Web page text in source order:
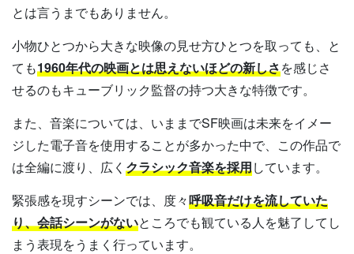
とは言うまでもありません。
小物ひとつから大きな映像の見せ方ひとつを取っても、と
ても1960年代の映画とは思えないほどの新しさを感じさ
せるのもキューブリック監督の持つ大きな特徴です。
また、音楽については、いままでSF映画は未来をイメー
ジした電子音を使用することが多かった中で、この作品で
は全編に渡り、広く クラシック音楽を採用しています。
緊張感を現すシーンでは、度々呼吸音だけを流していた
り、会話シーンがないところでも観ている人を魅了してし
まう表現をうまく行っています。